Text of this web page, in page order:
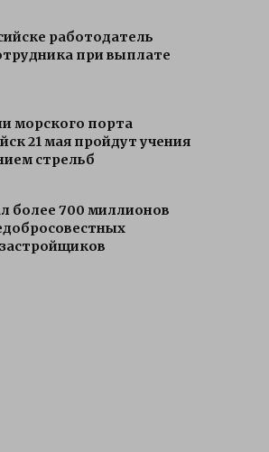
работодатель
при выплате
морского порта
21 мая пройдут учения
стрельб
более 700 миллионов